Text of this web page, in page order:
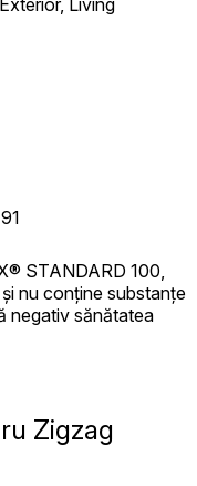
STANDARD 100,
nu conține substanțe
negativ sănătatea
Zigzag